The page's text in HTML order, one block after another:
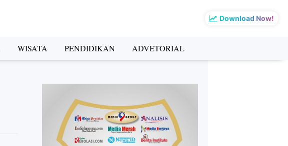
Download Now!
WISATA PENDIDIKAN ADVETORIAL